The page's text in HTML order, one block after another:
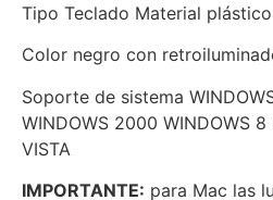
Tipo Teclado Material plástico
Color negro con
Soporte de sistema
WINDOWS 2000 WINDOWS 8
VISTA
IMPORTANTE: para Mac las